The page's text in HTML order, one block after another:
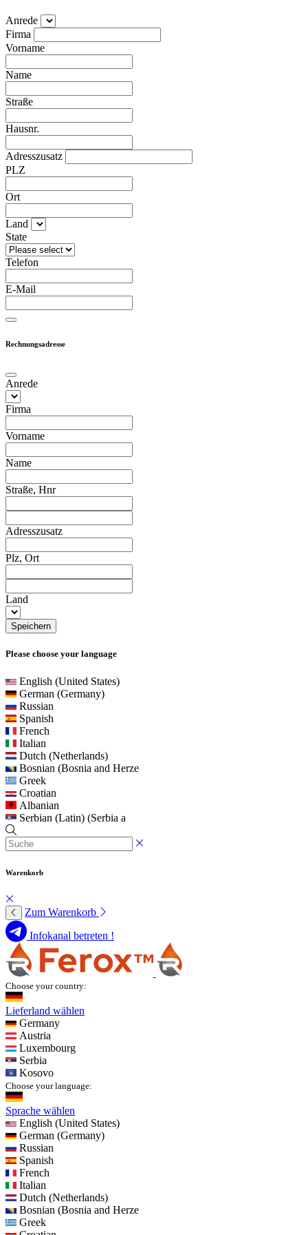
Anrede
Firma
Vorname
Name
Straße
Hausnr.
Adresszusatz
PLZ
Ort
Land
State
Telefon
E-Mail
Rechnungsadresse
Anrede
Firma
Vorname
Name
Straße, Hnr
Adresszusatz
Plz, Ort
Land
Speichern
Please choose your language
English (United States)
German (Germany)
Russian
Spanish
French
Italian
Dutch (Netherlands)
Bosnian (Bosnia and Herze
Greek
Croatian
Albanian
Serbian (Latin) (Serbia a
Warenkorb
Zum Warenkorb
Infokanal betreten !
Choose your country:
Lieferland wählen
Germany
Austria
Luxembourg
Serbia
Kosovo
Choose your language:
Sprache wählen
English (United States)
German (Germany)
Russian
Spanish
French
Italian
Dutch (Netherlands)
Bosnian (Bosnia and Herze
Greek